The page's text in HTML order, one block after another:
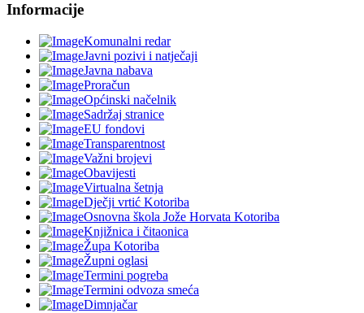
Informacije
Komunalni redar
Javni pozivi i natječaji
Javna nabava
Proračun
Općinski načelnik
Sadržaj stranice
EU fondovi
Transparentnost
Važni brojevi
Obavijesti
Virtualna šetnja
Dječji vrtić Kotoriba
Osnovna škola Jože Horvata Kotoriba
Knjižnica i čitaonica
Župa Kotoriba
Župni oglasi
Termini pogreba
Termini odvoza smeća
Dimnjačar